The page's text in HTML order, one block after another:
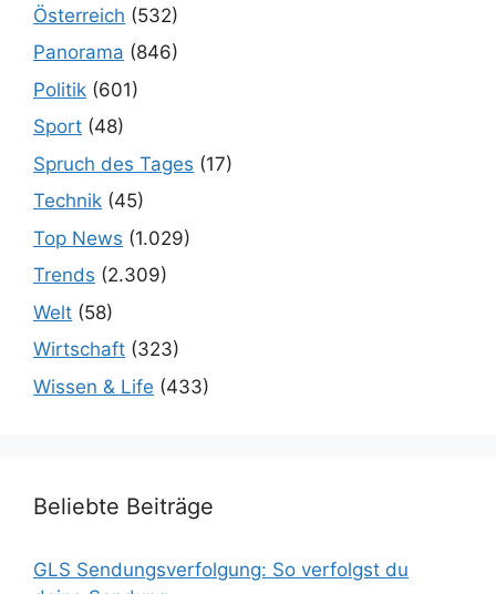
Österreich (532)
Panorama (846)
Politik (601)
Sport (48)
Spruch des Tages (17)
Technik (45)
Top News (1.029)
Trends (2.309)
Welt (58)
Wirtschaft (323)
Wissen & Life (433)
Beliebte Beiträge
GLS Sendungsverfolgung: So verfolgst du